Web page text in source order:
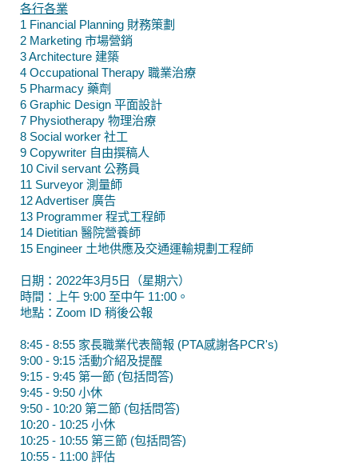
各行各業
1 Financial Planning 財務策劃
2 Marketing 市場營銷
3 Architecture 建築
4 Occupational Therapy 職業治療
5 Pharmacy 藥劑
6 Graphic Design 平面設計
7 Physiotherapy 物理治療
8 Social worker 社工
9 Copywriter 自由撰稿人
10 Civil servant 公務員
11 Surveyor 測量師
12 Advertiser 廣告
13 Programmer 程式工程師
14 Dietitian 醫院營養師
15 Engineer 土地供應及交通運輸規劃工程師
日期：2022年3月5日（星期六）
時間：上午 9:00 至中午 11:00。
地點：Zoom ID 稍後公報
8:45 - 8:55 家長職業代表簡報 (PTA感謝各PCR's)
9:00 - 9:15 活動介紹及提醒
9:15 - 9:45 第一節 (包括問答)
9:45 - 9:50 小休
9:50 - 10:20 第二節 (包括問答)
10:20 - 10:25 小休
10:25 - 10:55 第三節 (包括問答)
10:55 - 11:00 評估